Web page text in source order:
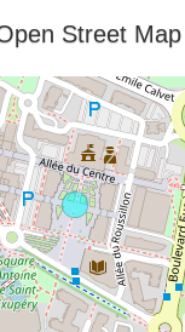
Street Map